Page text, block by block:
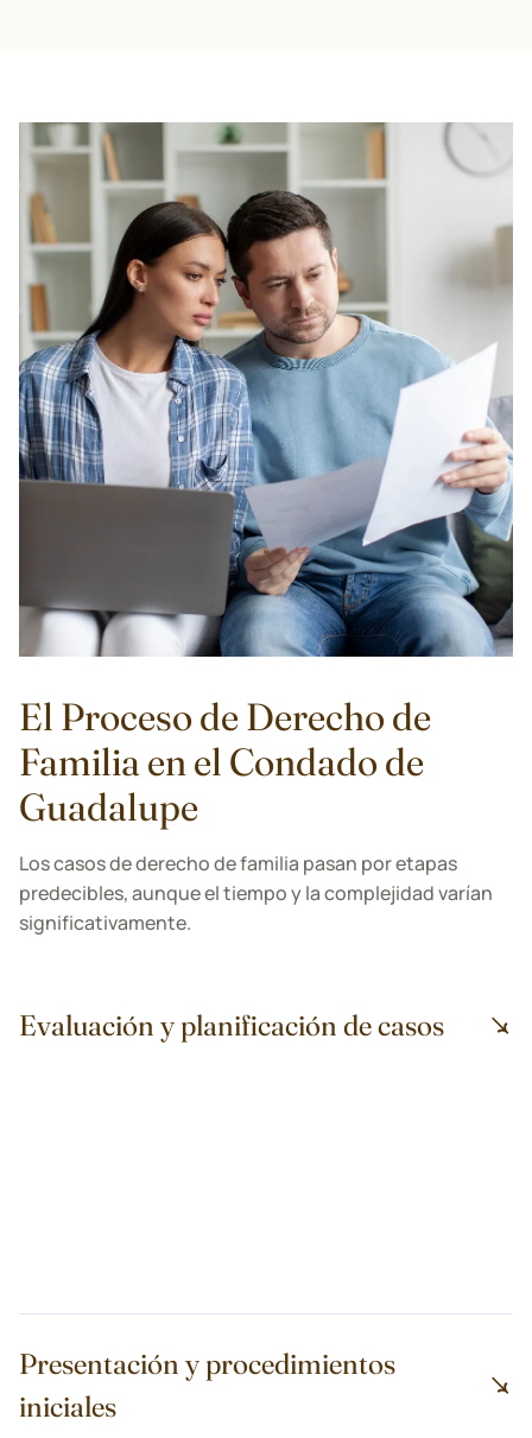
El Proceso de Derecho de
Familia en el Condado de
Guadalupe
Los casos de derecho de familia pasan por etapas
predecibles, aunque el tiempo y la complejidad varían
significativamente.
Evaluación y planificación de casos
Presentación y procedimientos
iniciales